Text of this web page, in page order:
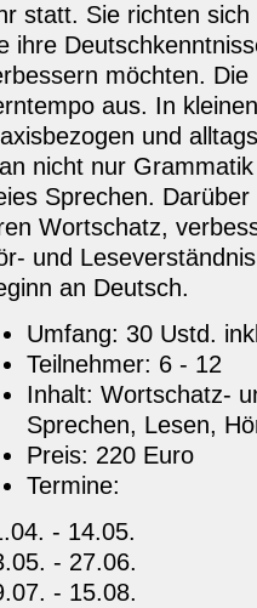
statt. Sie richten sich
ihre
möchten.
aus. In
und
nicht nur
Sprechen.
Wortschatz,
und
an Deutsch.
Umfang: 30 Ustd.
Teilnehmer: 6 - 12
Inhalt: Wortschatz-
Sprechen, Lesen,
Preis: 220 Euro
Termine:
- 14.05.
- 27.06.
- 15.08.